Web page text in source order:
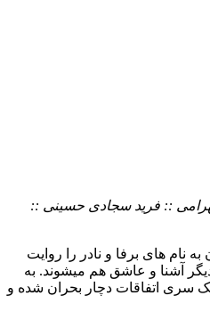
:: فرید سجادی حسینی ::
به نام های برفا و نادر را روایت
آشنا و عاشق هم میشوند. به
سری اتفاقات دچار بحران شده و